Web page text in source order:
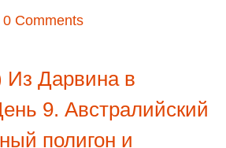
Дарвина в Аделаиду. День 10.
0 Comments
Из Дарвина в
9. Австралийский
полигон и